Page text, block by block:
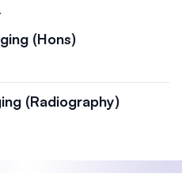
(Hons)
(Radiography)